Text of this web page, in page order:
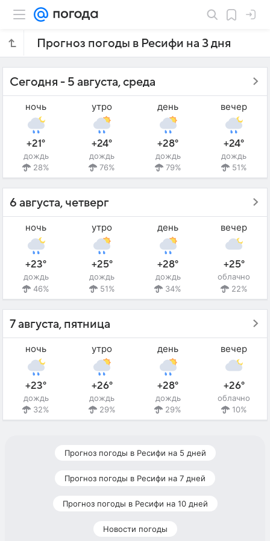
Прогноз погоды в Ресифи на 3 дня
Сегодня - 5 августа, среда
ночь
+21°
дождь
28%
утро
+24°
дождь
76%
день
+28°
дождь
79%
вечер
+24°
дождь
51%
6 августа, четверг
ночь
+23°
дождь
46%
утро
+25°
дождь
51%
день
+28°
дождь
34%
вечер
+25°
облачно
22%
7 августа, пятница
ночь
+23°
дождь
32%
утро
+26°
дождь
29%
день
+28°
дождь
29%
вечер
+26°
облачно
10%
Прогноз погоды в Ресифи на 5 дней
Прогноз погоды в Ресифи на 7 дней
Прогноз погоды в Ресифи на 10 дней
Новости погоды